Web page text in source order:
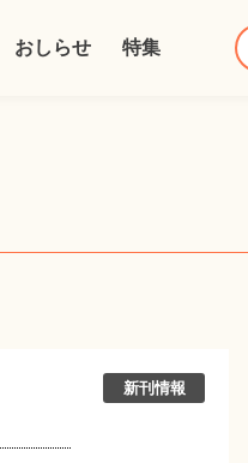
おしらせ 特集
新刊情報